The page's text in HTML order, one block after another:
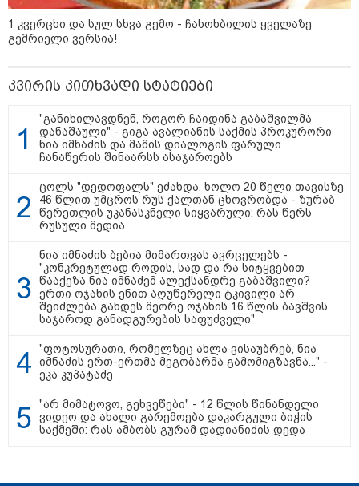
გაღრმავების საფრთხე და ...“
"გონებაში ვალაგებდი, ეს ამბავი
პირველად ვისთვის მეთქვა, ვის
უნდა ჩავექოლე“
"ძალიან მძიმეა ჩემთვის ის, რაც
ახლა გითხარით“
ხელისუფლებისთვის ცუდად
მთავრდება ხოლმე“
1 კვერცხი და სულ სხვა გემო - ჩახოხბილის ყველაზე
გემრიელი ვერსია!
კვირის კითხვადი სტატიები
"განიხილავდნენ, როგორ ჩაიდინა გაბაშვილმა
დანაშაული" - გიგა ავალიანის საქმის პროკურორი
ნია იმნაძის და მამის დიალოგის ფარული
ჩანაწერის შინაარსს ასაჯაროებს
ცოლს "დედოფალს" ეძახდა, ხოლო 20 წელი თავისზე
46 წლით უმცროს რუს ქალთან ცხოვრობდა - ზურაბ
წერეთლის უკანასკნელი სიყვარული: რას წერს
რუსული მედია
ნია იმნაძის ბებია მიმართვას ავრცელებს -
"კონკრეტულად როდის, სად და რა სიტყვებით
წააქეზა ნია იმნაძემ ალექსანდრე გაბაშვილი?
ერთი ოჯახის ენით აღუწერელი ტკივილი არ
შეიძლება გახდეს მეორე ოჯახის 16 წლის ბავშვის
საჯაროდ განადგურების საფუძველი"
"ფოტოსურათი, რომელზეც ახლა ვისაუბრებ, ნია
იმნაძის ერთ-ერთმა მეგობარმა გამომიგზავნა..." -
ეკა კუპატაძე
"არ მიმატოვო, გეხვეწები" - 12 წლის წინანდელი
ვიდეო და ახალი გარემოება დაკარგული ბიჭის
საქმეში: რას ამბობს გურამ დადიანიძის დედა